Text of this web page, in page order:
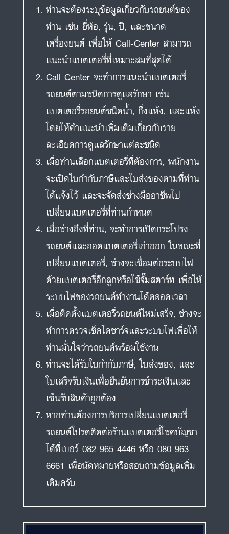
ท่านจะต้องระบุข้อมูลเกี่ยวกับรถยนต์ของ
ท่าน เช่น ยี่ห้อ, รุ่น, ปี, และขนาด
เครื่องยนต์ เพื่อให้ Call-Center สามารถ
แนะนำแบตเตอรี่ที่เหมาะสมที่สุดได้
Call-Center จะทำการแนะนำแบตเตอรี่
รถยนต์ตามชนิดการดูแลรักษา เช่น
แบตเตอรี่รถยนต์ชนิดน้ำ, กึ่งแห้ง, และแห้ง
โดยให้คำแนะนำเพิ่มเติมเกี่ยวกับราย
ละเอียดการดูแลรักษาแต่ละชนิด
เมื่อท่านเลือกแบตเตอรี่ที่ต้องการ, พนักงาน
จะเปิดใบกำกับภาษีและใบส่งของตามที่ท่าน
ได้แจ้งไว้ และจะจัดส่งช่างมืออาชีพไป
เปลี่ยนแบตเตอรี่ที่ท่านกำหนด
เมื่อช่างถึงที่ท่าน, จะทำการเปิดกระโปรง
รถยนต์และถอดแบตเตอรี่เก่าออก ในขณะที่
เปลี่ยนแบตเตอรี่, ช่างจะเชื่อมต่อระบบไฟ
ด้วยแบตเตอรี่อีกลูกหรือใช้จั๊มสตาร์ท เพื่อให้
ระบบไฟของรถยนต์ทำงานได้ตลอดเวลา
เมื่อติดตั้งแบตเตอรี่รถยนต์ใหม่เสร็จ, ช่างจะ
ทำการตรวจเช็คไดชาร์จและระบบไฟเพื่อให้
ท่านมั่นใจว่ารถยนต์พร้อมใช้งาน
ท่านจะได้รับใบกำกับภาษี, ใบส่งของ, และ
ใบเสร็จรับเงินเพื่อยืนยันการชำระเงินและ
เซ็นรับสินค้าถูกต้อง
หากท่านต้องการบริการเปลี่ยนแบตเตอรี่
รถยนต์โปรดติดต่อร้านแบตเตอรี่โชคบัญชา
ได้ที่เบอร์ 082-965-4446 หรือ 080-963-
6661 เพื่อนัดหมายหรือสอบถามข้อมูลเพิ่ม
เติมครับ